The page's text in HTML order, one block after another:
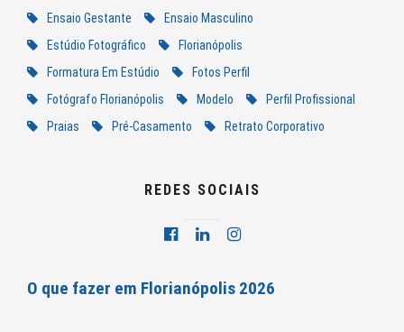
Ensaio Gestante
Ensaio Masculino
Estúdio Fotográfico
Florianópolis
Formatura Em Estúdio
Fotos Perfil
Fotógrafo Florianópolis
Modelo
Perfil Profissional
Praias
Pré-Casamento Retrato Corporativo
REDES SOCIAIS
O que fazer em Florianópolis 2026